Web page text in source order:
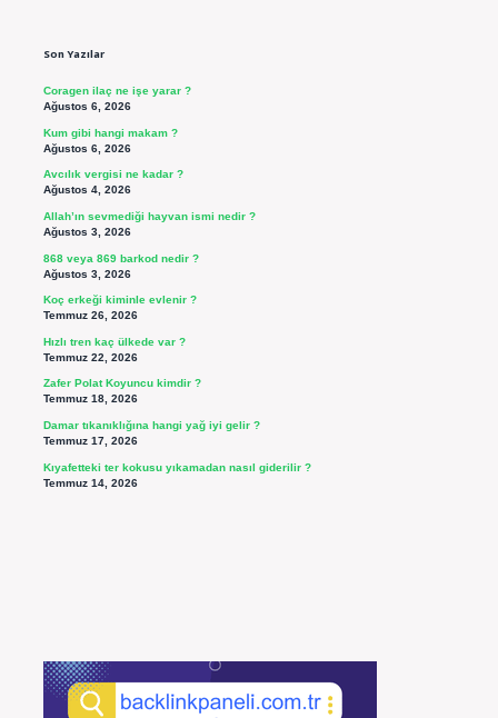
Son Yazılar
Coragen ilaç ne işe yarar ?
Ağustos 6, 2026
Kum gibi hangi makam ?
Ağustos 6, 2026
Avcılık vergisi ne kadar ?
Ağustos 4, 2026
Allah’ın sevmediği hayvan ismi nedir ?
Ağustos 3, 2026
868 veya 869 barkod nedir ?
Ağustos 3, 2026
Koç erkeği kiminle evlenir ?
Temmuz 26, 2026
Hızlı tren kaç ülkede var ?
Temmuz 22, 2026
Zafer Polat Koyuncu kimdir ?
Temmuz 18, 2026
Damar tıkanıklığına hangi yağ iyi gelir ?
Temmuz 17, 2026
Kıyafetteki ter kokusu yıkamadan nasıl giderilir ?
Temmuz 14, 2026